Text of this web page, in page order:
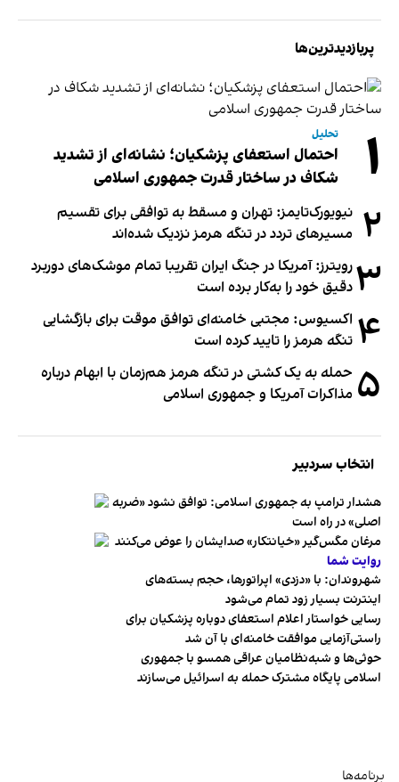
پربازدیدترین‌ها
۱ تحلیل
احتمال استعفای پزشکیان؛ نشانه‌ای از تشدید
شکاف در ساختار قدرت جمهوری اسلامی
۲ نیویورک‌تایمز: تهران و مسقط به توافقی برای تقسیم
مسیرهای تردد در تنگه هرمز نزدیک شده‌اند
۳رویترز: آمریکا در جنگ ایران تقریبا تمام موشک‌های دوربرد
دقیق خود را به‌کار برده است
۴ اکسیوس: مجتبی خامنه‌ای توافق موقت برای بازگشایی
تنگه هرمز را تایید کرده است
۵ حمله به یک کشتی در تنگه هرمز هم‌زمان با ابهام درباره
مذاکرات آمریکا و جمهوری اسلامی
انتخاب سردبیر
هشدار ترامپ به جمهوری اسلامی: توافق نشود «ضربه
اصلی» در راه است
مرغان مگس‌گیر «خیانتکار» صدایشان را عوض می‌کنند
روایت شما
شهروندان:‌ با «دزدی» اپراتورها، حجم بسته‌های
اینترنت بسیار زود تمام می‌شود
رسایی خواستار اعلام استعفای دوباره پزشکیان برای
راستی‌آزمایی موافقت خامنه‌ای با آن شد
حوثی‌ها و شبه‌نظامیان عراقی همسو با جمهوری
اسلامی پایگاه مشترک حمله به اسرائیل می‌سازند
برنامه‌ها